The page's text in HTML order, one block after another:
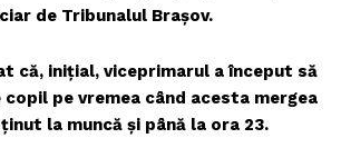
de Tribunalul Brașov.
că, iniţial, viceprimarul a început să
pe vremea când acesta mergea
la muncă şi până la ora 23.